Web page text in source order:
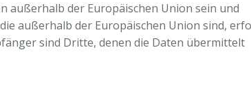
außerhalb der Europäischen Union sein und
außerhalb der Europäischen Union sind,
sind Dritte, denen die Daten übermittelt